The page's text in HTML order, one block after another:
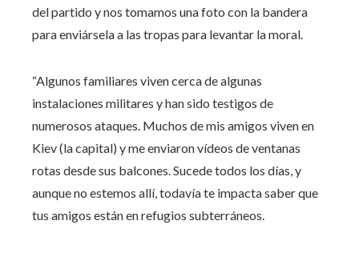
del partido y nos tomamos una foto con la bandera
para enviársela a las tropas para levantar la moral.
“Algunos familiares viven cerca de algunas
instalaciones militares y han sido testigos de
numerosos ataques. Muchos de mis amigos viven en
Kiev (la capital) y me enviaron vídeos de ventanas
rotas desde sus balcones. Sucede todos los días, y
aunque no estemos allí, todavía te impacta saber que
tus amigos están en refugios subterráneos.